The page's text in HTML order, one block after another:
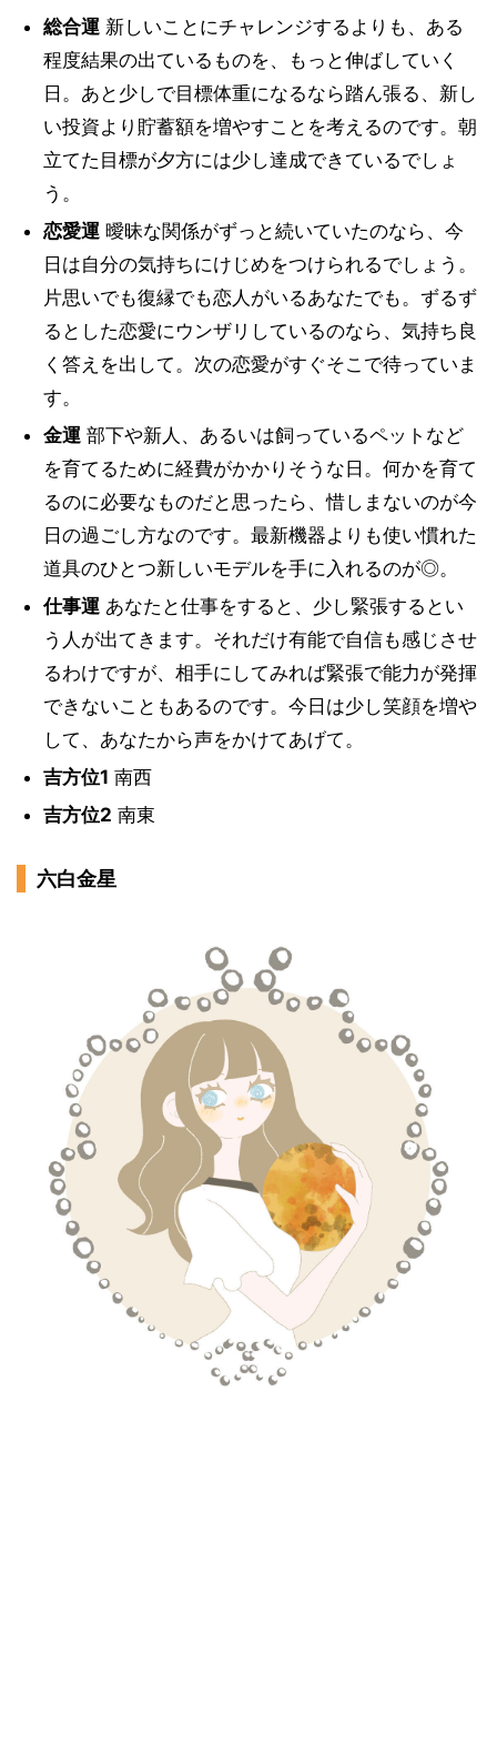
総合運新しいことにチャレンジするよりも、ある
程度結果の出ているものを、もっと伸ばしていく
日。あと少しで目標体重になるなら踏ん張る、新し
い投資より貯蓄額を増やすことを考えるのです。朝
立てた目標が夕方には少し達成できているでしょ
う。
恋愛運曖昧な関係がずっと続いていたのなら、今
日は自分の気持ちにけじめをつけられるでしょう。
片思いでも復縁でも恋人がいるあなたでも。ずるず
るとした恋愛にウンザリしているのなら、気持ち良
く答えを出して。次の恋愛がすぐそこで待っていま
す。
金運部下や新人、あるいは飼っているペットなど
を育てるために経費がかかりそうな日。何かを育て
るのに必要なものだと思ったら、惜しまないのが今
日の過ごし方なのです。最新機器よりも使い慣れた
道具のひとつ新しいモデルを手に入れるのが◎。
仕事運あなたと仕事をすると、少し緊張するとい
う人が出てきます。それだけ有能で自信も感じさせ
るわけですが、相手にしてみれば緊張で能力が発揮
できないこともあるのです。今日は少し笑顔を増や
して、あなたから声をかけてあげて。
吉方位1 南西
吉方位2 南東
六白金星